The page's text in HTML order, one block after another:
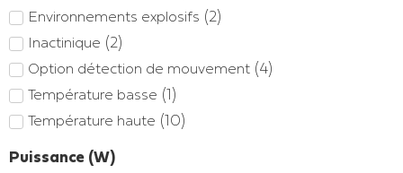
Environnements explosifs (2)
Inactinique (2)
Option détection de mouvement (4)
Température basse (1)
Température haute (10)
Puissance (W)